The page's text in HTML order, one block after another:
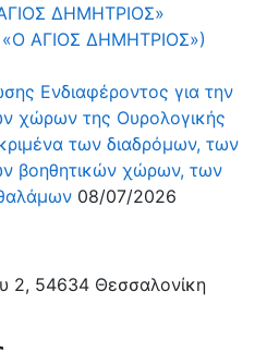
ΔΗΜΗΤΡΙΟΣ»
ΑΓΙΟΣ ΔΗΜΗΤΡΙΟΣ»)
Ενδιαφέροντος για την
χώρων της Ουρολογικής
των διαδρόμων, των
βοηθητικών χώρων, των
08/07/2026
2, 54634 Θεσσαλονίκη